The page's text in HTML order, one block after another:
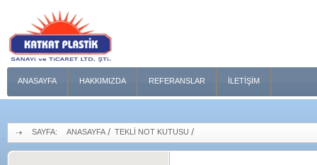
ANASAYFA HAKKIMIZDA REFERANSLAR İLETIŞIM
SAYFA: ANASAYFA TEKLI NOT KUTUSU